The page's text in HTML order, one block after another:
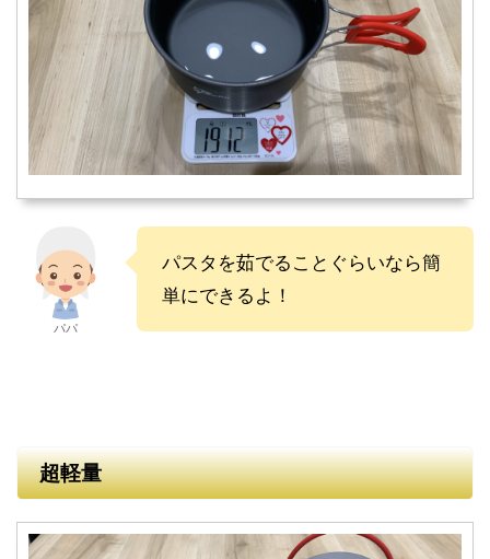
パパ
パスタを茹でることぐらいなら簡
単にできるよ！
超軽量